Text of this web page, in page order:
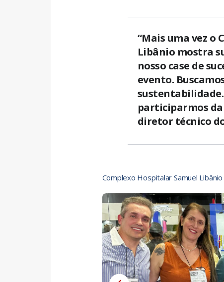
“Mais uma vez o
Libânio mostra
nosso case de
evento.
participarmos
diretor técnico do
Complexo Hospitalar Samuel